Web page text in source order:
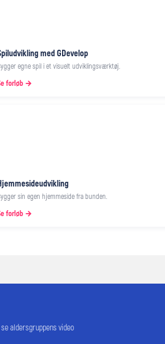
med GDevelop
egne spil i et visuelt udviklingsværktøj.
forløb →
sin egen hjemmeside fra bunden.
forløb →
aldersgruppens video